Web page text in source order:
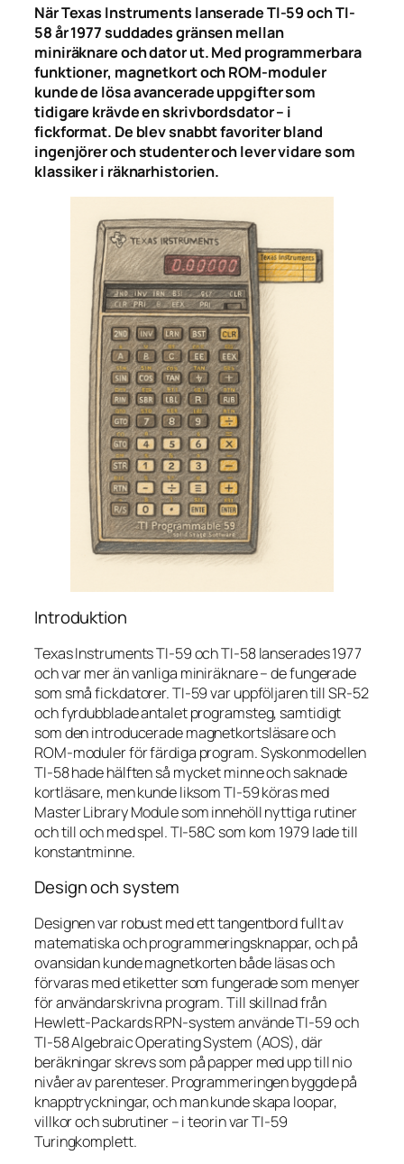
När Texas Instruments lanserade TI-59 och TI-
58 år 1977 suddades gränsen mellan
miniräknare och dator ut. Med programmerbara
funktioner, magnetkort och ROM-moduler
kunde de lösa avancerade uppgifter som
tidigare krävde en skrivbordsdator – i
fickformat. De blev snabbt favoriter bland
ingenjörer och studenter och lever vidare som
klassiker i räknarhistorien.
Introduktion
Texas Instruments TI-59 och TI-58 lanserades 1977
och var mer än vanliga miniräknare – de fungerade
som små fickdatorer. TI-59 var uppföljaren till SR-52
och fyrdubblade antalet programsteg, samtidigt
som den introducerade magnetkortsläsare och
ROM-moduler för färdiga program. Syskonmodellen
TI-58 hade hälften så mycket minne och saknade
kortläsare, men kunde liksom TI-59 köras med
Master Library Module som innehöll nyttiga rutiner
och till och med spel. TI-58C som kom 1979 lade till
konstantminne.
Design och system
Designen var robust med ett tangentbord fullt av
matematiska och programmeringsknappar, och på
ovansidan kunde magnetkorten både läsas och
förvaras med etiketter som fungerade som menyer
för användarskrivna program. Till skillnad från
Hewlett-Packards RPN-system använde TI-59 och
TI-58 Algebraic Operating System (AOS), där
beräkningar skrevs som på papper med upp till nio
nivåer av parenteser. Programmeringen byggde på
knapptryckningar, och man kunde skapa loopar,
villkor och subrutiner – i teorin var TI-59
Turingkomplett.